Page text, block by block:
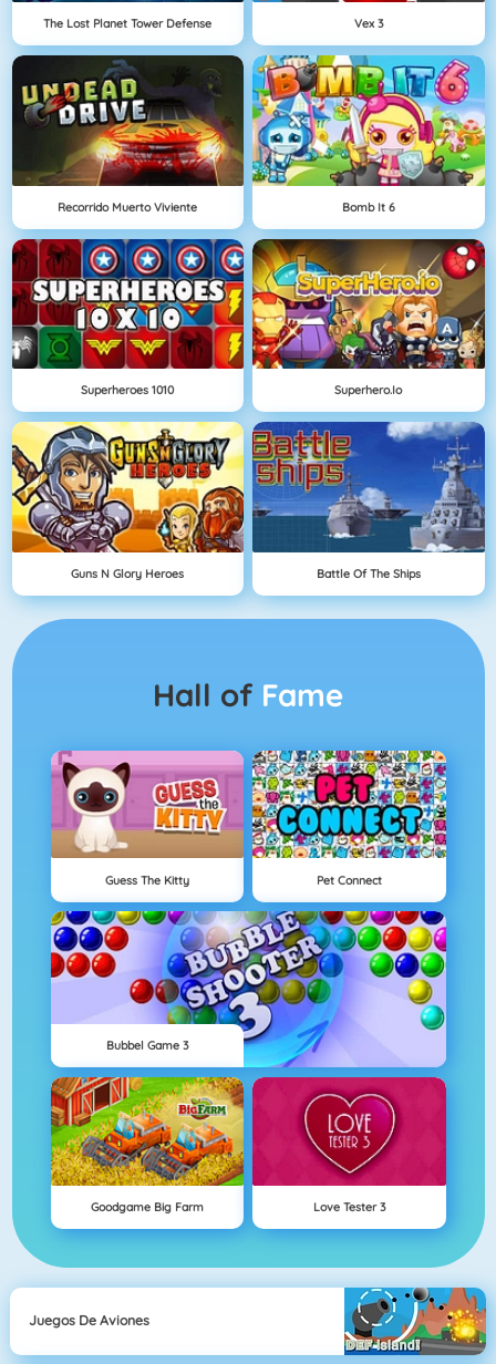
The Lost Planet Tower Defense Vex 3
Recorrido Muerto Viviente Bomb It 6
Superheroes 1010 Superhero.io
Guns N Glory Heroes Battle Of The Ships
Hall of Fame
Guess The Kitty Pet Connect
Bubbel Game 3
Goodgame Big Farm Love Tester 3
Juegos De Aviones